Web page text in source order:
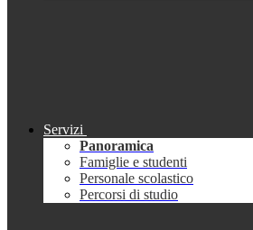
Servizi
Panoramica
Famiglie e studenti
Personale scolastico
Percorsi di studio